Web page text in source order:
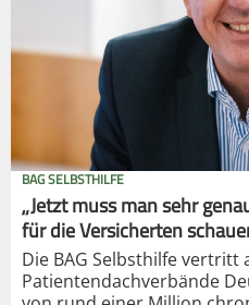
BAG SELBSTHILFE
„Jetzt muss man sehr
für die Versicherten
Die BAG Selbsthilfe
Patientendachverbände